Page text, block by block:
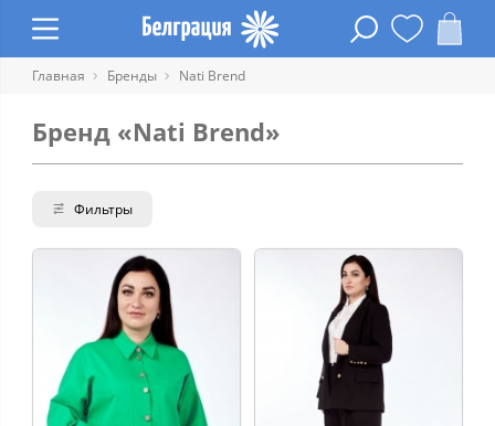
Главная Бренды Nati Brend
Бренд «Nati Brend»
Фильтры